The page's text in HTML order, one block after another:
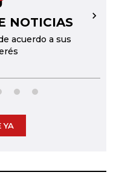
NOTICIAS
acuerdo a sus
→
YA